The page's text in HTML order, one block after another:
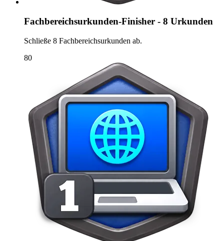
Fachbereichsurkunden-Finisher - 8 Urkunden
Schließe 8 Fachbereichsurkunden ab.
80